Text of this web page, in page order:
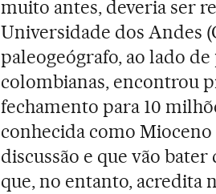
muito antes, deveria ser
Universidade dos Andes
paleogeógrafo, ao lado
colombianas, encontrou
fechamento para 10
conhecida como Mioceno
discussão e que vão
que, no entanto, acredita